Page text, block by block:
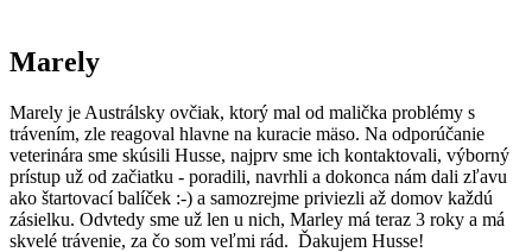
Marely
Marely je Austrálsky ovčiak, ktorý mal od malička problémy s
trávením, zle reagoval hlavne na kuracie mäso. Na odporúčanie
veterinára sme skúsili Husse, najprv sme ich kontaktovali, výborný
prístup už od začiatku - poradili, navrhli a dokonca nám dali zľavu
ako štartovací balíček :-) a samozrejme priviezli až domov každú
zásielku. Odvtedy sme už len u nich, Marley má teraz 3 roky a má
skvelé trávenie, za čo som veľmi rád. Ďakujem Husse!